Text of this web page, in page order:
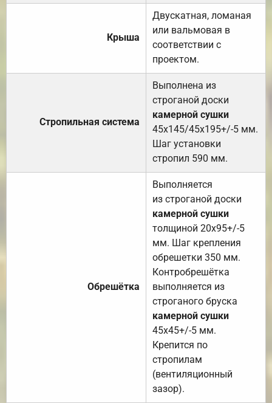
Крыша
Двускатная, ломаная
или вальмовая в
соответствии с
проектом.
Стропильная система
Выполнена из
строганой доски
камерной сушки
45х145/45х195+/-5 мм.
Шаг установки
стропил 590 мм.
Обрешётка
Выполняется
из строганой доски
камерной сушки
толщиной 20х95+/-5
мм. Шаг крепления
обрешетки 350 мм.
Контробрешётка
выполняется из
строганого бруска
камерной сушки
45х45+/-5 мм.
Крепится по
стропилам
(вентиляционный
зазор).